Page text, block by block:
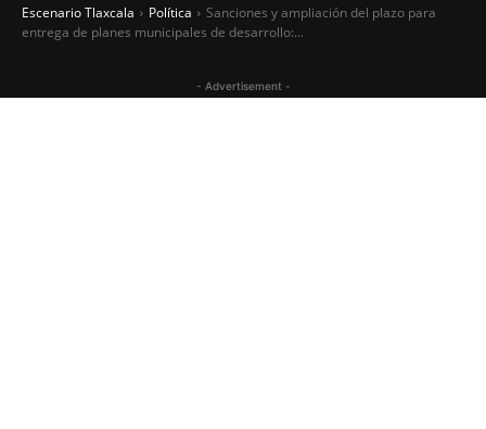
Escenario Tlaxcala Política
Sanciones y ampliación del plazo para
entrega de planes municipales de desarrollo:...
- Advertisement -